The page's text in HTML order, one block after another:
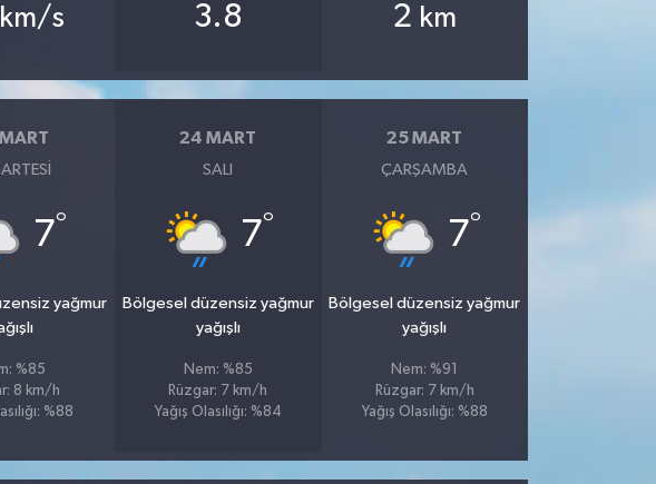
km/s 3.8 2 km
7°
yağmur
%85
8 km/h
%88
24 MART
SALI
7°
Bölgesel düzensiz yağmur
yağışlı
Nem: %85
Rüzgar: 7 km/h
Yağış Olasılığı: %84
25 MART
ÇARŞAMBA
7°
Bölgesel düzensiz yağmur
yağışlı
Nem: %91
Rüzgar: 7 km/h
Yağış Olasılığı: %88